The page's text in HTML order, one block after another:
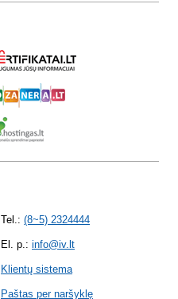
Tel.: (8~5) 2324444
El. p.: info@iv.lt
Klientų sistema
Paštas per naršyklę